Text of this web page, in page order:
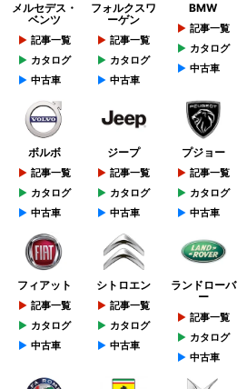
メルセデス・
ベンツ
記事一覧
カタログ
中古車
フォルクスワ
ーゲン
記事一覧
カタログ
中古車
BMW
記事一覧
カタログ
中古車
ボルボ
記事一覧
カタログ
中古車
ジープ
記事一覧
カタログ
中古車
プジョー
記事一覧
カタログ
中古車
フィアット
記事一覧
カタログ
中古車
シトロエン
記事一覧
カタログ
中古車
ランドローバ
ー
記事一覧
カタログ
中古車